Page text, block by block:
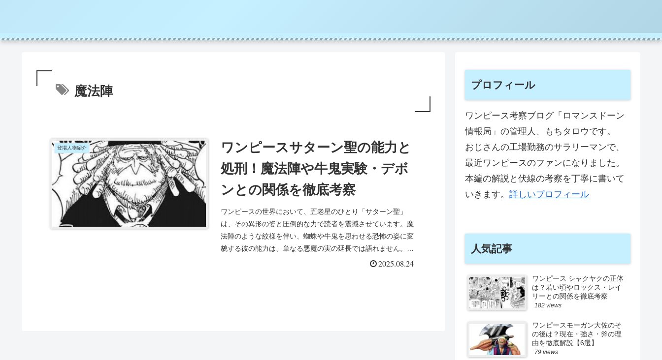
魔法陣
登場人物紹介
ワンピースサターン聖の能力と
処刑！魔法陣や牛鬼実験・デボ
ンとの関係を徹底考察
ワンピースの世界において、五老星のひとり「サターン聖」
は、その異形の姿と圧倒的な力で読者を震撼させています。魔
法陣のような紋様を伴い、蜘蛛や牛鬼を思わせる恐怖の姿に変
貌する彼の能力は、単なる悪魔の実の延長では語れません。ま
2025.08.24
プロフィール
ワンピース考察ブログ「ロマンスドーン
情報局」の管理人、もちタロウです。
おじさんの工場勤務のサラリーマンで、
最近ワンピースのファンになりました。
本編の解説と伏線の考察を丁寧に書いて
いきます。 詳しいプロフィール
人気記事
ワンピース シャクヤクの正体
は？若い頃やロックス・レイ
リーとの関係を徹底考察
182 views
ワンピースモーガン大佐のそ
の後は？現在・強さ・斧の理
由を徹底解説【6選】
79 views